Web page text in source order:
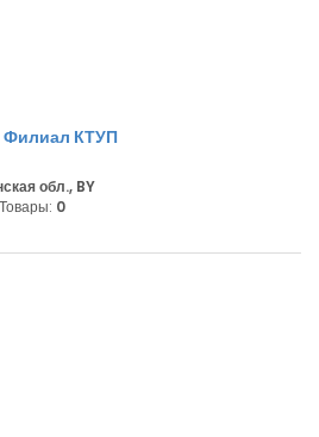
Филиал КТУП
обл., BY
Товары: 0